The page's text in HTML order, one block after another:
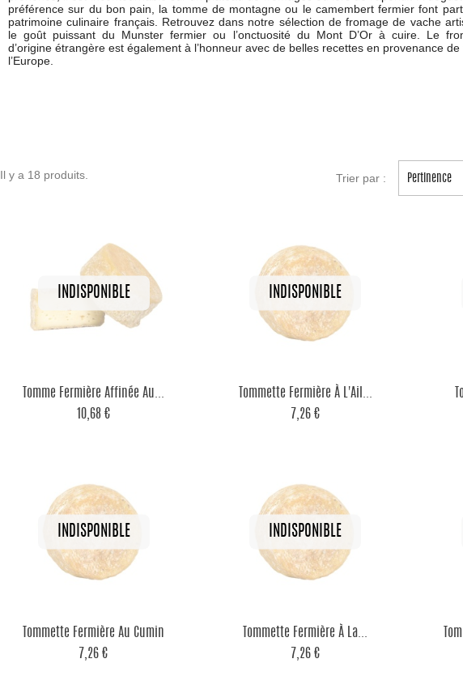
préférence sur du bon pain, la tomme de montagne ou le camembert fermier font
patrimoine culinaire français. Retrouvez dans notre sélection de fromage de vache
le goût puissant du Munster fermier ou l’onctuosité du Mont D’Or à cuire. Le
d’origine étrangère est également à l’honneur avec de belles recettes en provenance de
l’Europe.
Il y a 18 produits. Trier par : Pertinence
Aperçu rapide
Tomme Fermière Affinée Au...
10,68 €
Aperçu rapide
Tommette Fermière À L'Ail...
7,26 €
Aperçu rapide
Tommette Fermière Au Cumin
7,26 €
Aperçu rapide
Tommette Fermière À La...
7,26 €